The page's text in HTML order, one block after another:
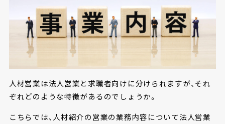
人材営業は法人営業と求職者向けに分けられますが、それ
ぞれどのような特徴があるのでしょうか。
こちらでは、人材紹介の営業の業務内容について法人営業